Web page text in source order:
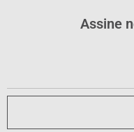
Assine